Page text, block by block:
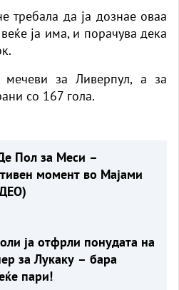
требала да ја дознае оваа
ја има, и порачува дека
за Ливерпул, а за
со 167 гола.
Пол за Меси –
момент во Мајами
ја отфрли понудата на
за Лукаку – бара
пари!